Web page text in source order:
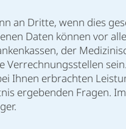
an Dritte, wenn dies
Daten können vor
der
Ihnen erbrachten
ergebenden Fragen.